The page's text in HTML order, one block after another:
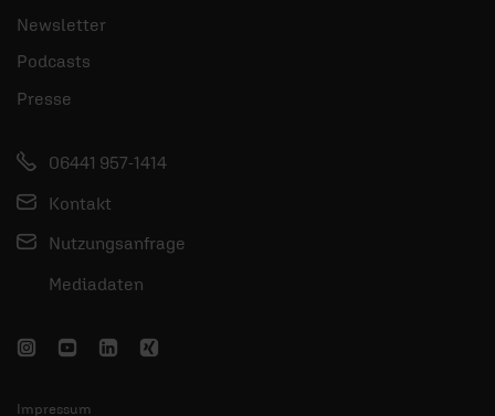
Newsletter
Podcasts
Presse
06441 957-1414
Kontakt
Nutzungsanfrage
Mediadaten
Impressum